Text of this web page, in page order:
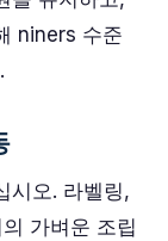
niners 수준
시오. 라벨링,
가벼운 조립